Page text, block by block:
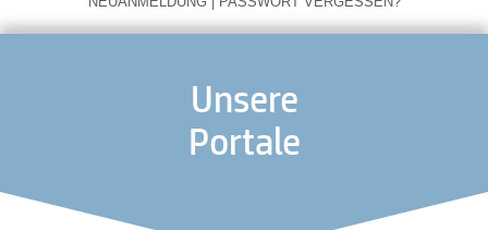
Unsere
Portale